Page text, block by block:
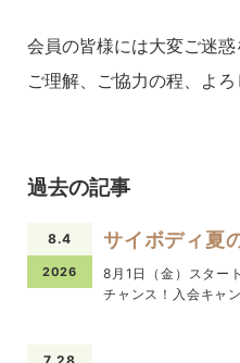
会員の皆様には大変ご迷惑
ご理解、ご協力の程、よろ
過去の記事
8.4
2026
サイボディ夏
8月1日（金）スター
チャンス！入会キャ